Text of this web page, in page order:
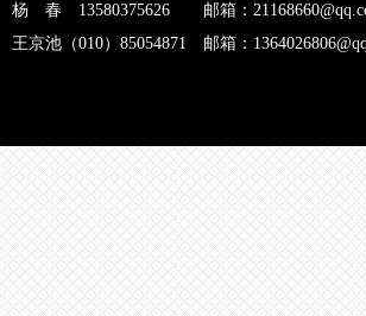
杨 春 13580375626 邮箱：
王京池（010）85054871 邮箱：